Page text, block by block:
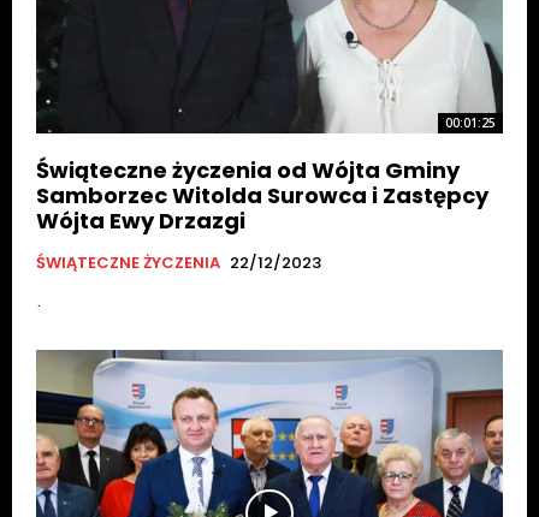
00:01:25
Świąteczne życzenia od Wójta Gminy
Samborzec Witolda Surowca i Zastępcy
Wójta Ewy Drzazgi
ŚWIĄTECZNE ŻYCZENIA 22/12/2023
.